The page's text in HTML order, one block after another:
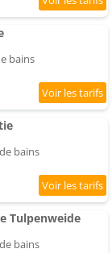
bains
bains
Tulpenweide
bains